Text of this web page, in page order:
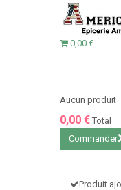
0,00 €
Aucun produit
0,00 € Total
Commander
Produit